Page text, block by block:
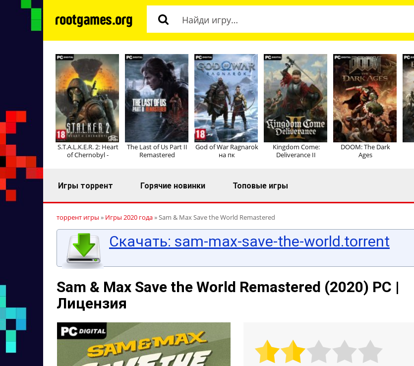
S.T.A.L.K.E.R. 2: Heart
of Chernobyl -
The Last of Us Part II
Remastered
God of War Ragnarok
на пк
Kingdom Come:
Deliverance II
DOOM: The Dark
Ages
Игры торрент Горячие новинки Топовые игры
торрент игры » Игры 2020 года» Sam & Max Save the World Remastered
Скачать: sam-max-save-the-world.torrent
Sam & Max Save the World Remastered (2020) PC |
Лицензия